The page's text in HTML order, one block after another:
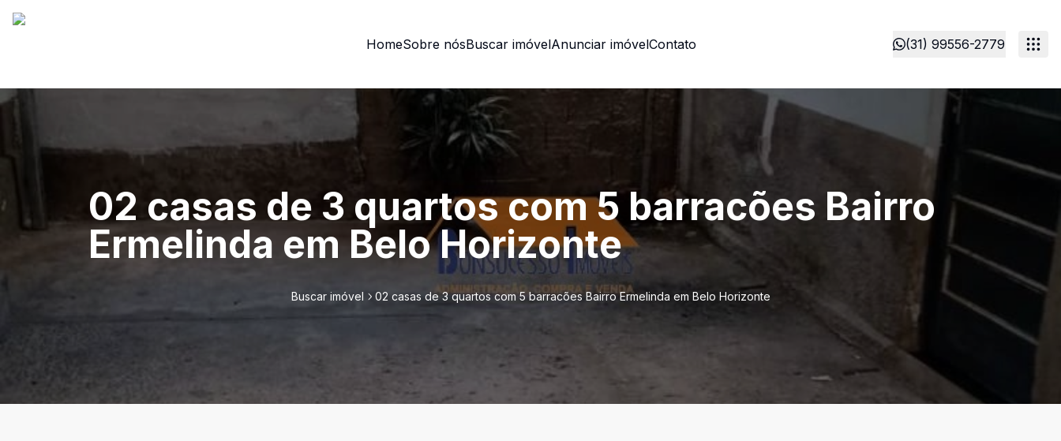
HomeSobre nósBuscar imóvelAnunciar imóvelContato (31) 99556-2779
02 casas de 3 quartos com 5 barracões Bairro
Ermelinda em Belo Horizonte
Buscar imóvel 02 casas de 3 quartos com 5 barracões Bairro Ermelinda em Belo Horizonte